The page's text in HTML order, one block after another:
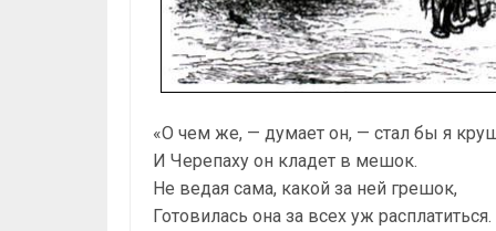
«О чем же, — думает он, — стал бы я
И Черепаху он кладет в мешок.
Не ведая сама, какой за ней грешок,
Готовилась она за всех уж расплатиться.